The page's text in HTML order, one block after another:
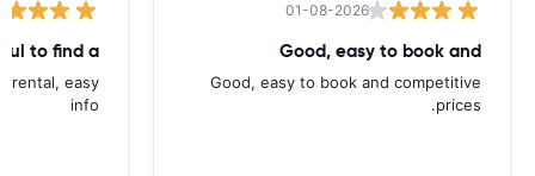
01-08-2026
Good, easy to book and
Good, easy to book and competitive
prices.
to find a
rental, easy
info